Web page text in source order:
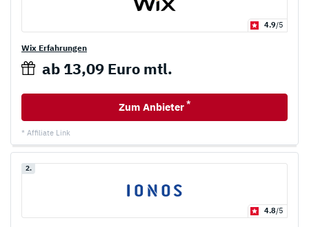
4.9/5
Wix Erfahrungen
ab 13,09 Euro mtl.
Zum Anbieter *
* Affiliate Link
2.
4.8/5